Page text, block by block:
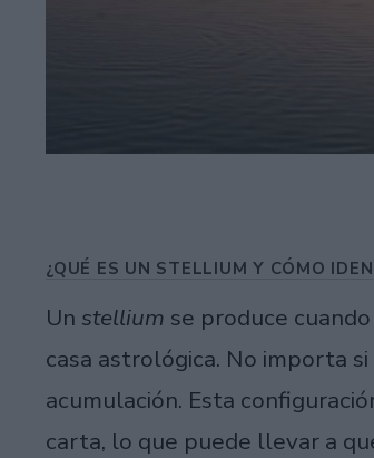
¿QUÉ ES UN STELLIUM Y CÓMO
Un stellium se produce
casa astrológica. No importa
acumulación. Esta
carta, lo que puede llevar a